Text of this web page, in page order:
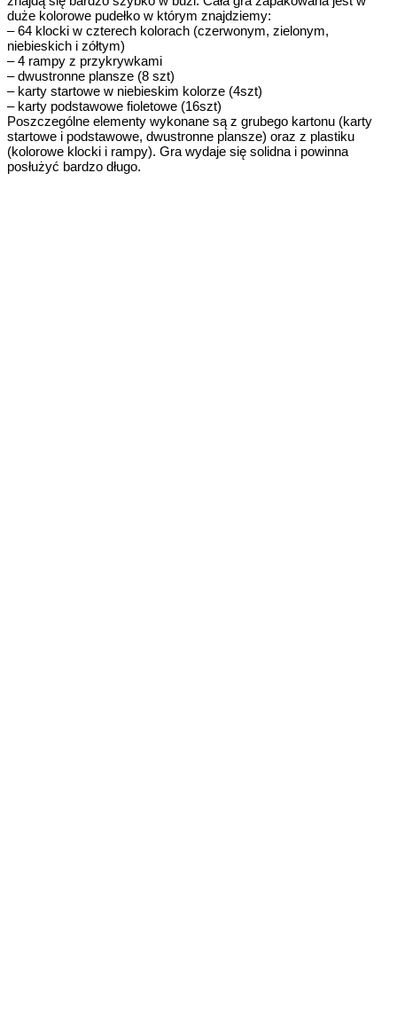
duże kolorowe pudełko w którym znajdziemy:
– 64 klocki w czterech kolorach (czerwonym, zielonym,
niebieskich i zółtym)
– 4 rampy z przykrywkami
– dwustronne plansze (8 szt)
– karty startowe w niebieskim kolorze (4szt)
– karty podstawowe fioletowe (16szt)
Poszczególne elementy wykonane są z grubego kartonu (karty
startowe i podstawowe, dwustronne plansze) oraz z plastiku
(kolorowe klocki i rampy). Gra wydaje się solidna i powinna
posłużyć bardzo długo.